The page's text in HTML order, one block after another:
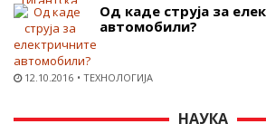
Од каде струја за
автомобили?
12.10.2016 ТЕХНОЛОГИЈА
НАУКА